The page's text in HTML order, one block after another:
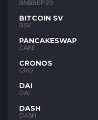
BNB
BNBBEP20
BITCOIN SV
BSV
PANCAKESWAP
CAKE
CRONOS
CRO
DAI
DAI
DASH
DASH